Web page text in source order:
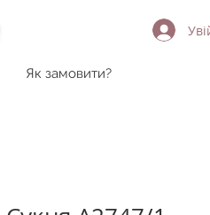
Як замовити?